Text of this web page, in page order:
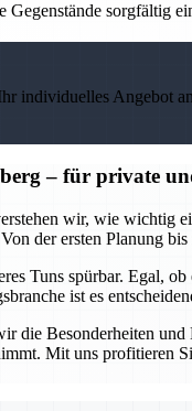
sorgfältig
individuelles Angebot
– für private
wir, wie wichtig
der ersten Planung
Tuns spürbar. Egal,
ist es
die Besonderheiten
Mit uns profitieren